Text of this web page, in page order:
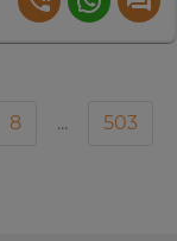
8 ...
503